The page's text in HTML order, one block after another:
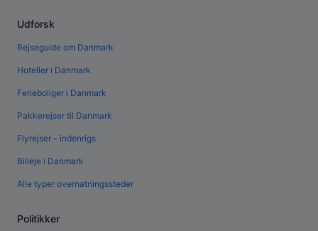
Udforsk
Rejseguide om Danmark
Hoteller i Danmark
Ferieboliger i Danmark
Pakkerejser til Danmark
Flyrejser – indenrigs
Billeje i Danmark
Alle typer overnatningssteder
Politikker